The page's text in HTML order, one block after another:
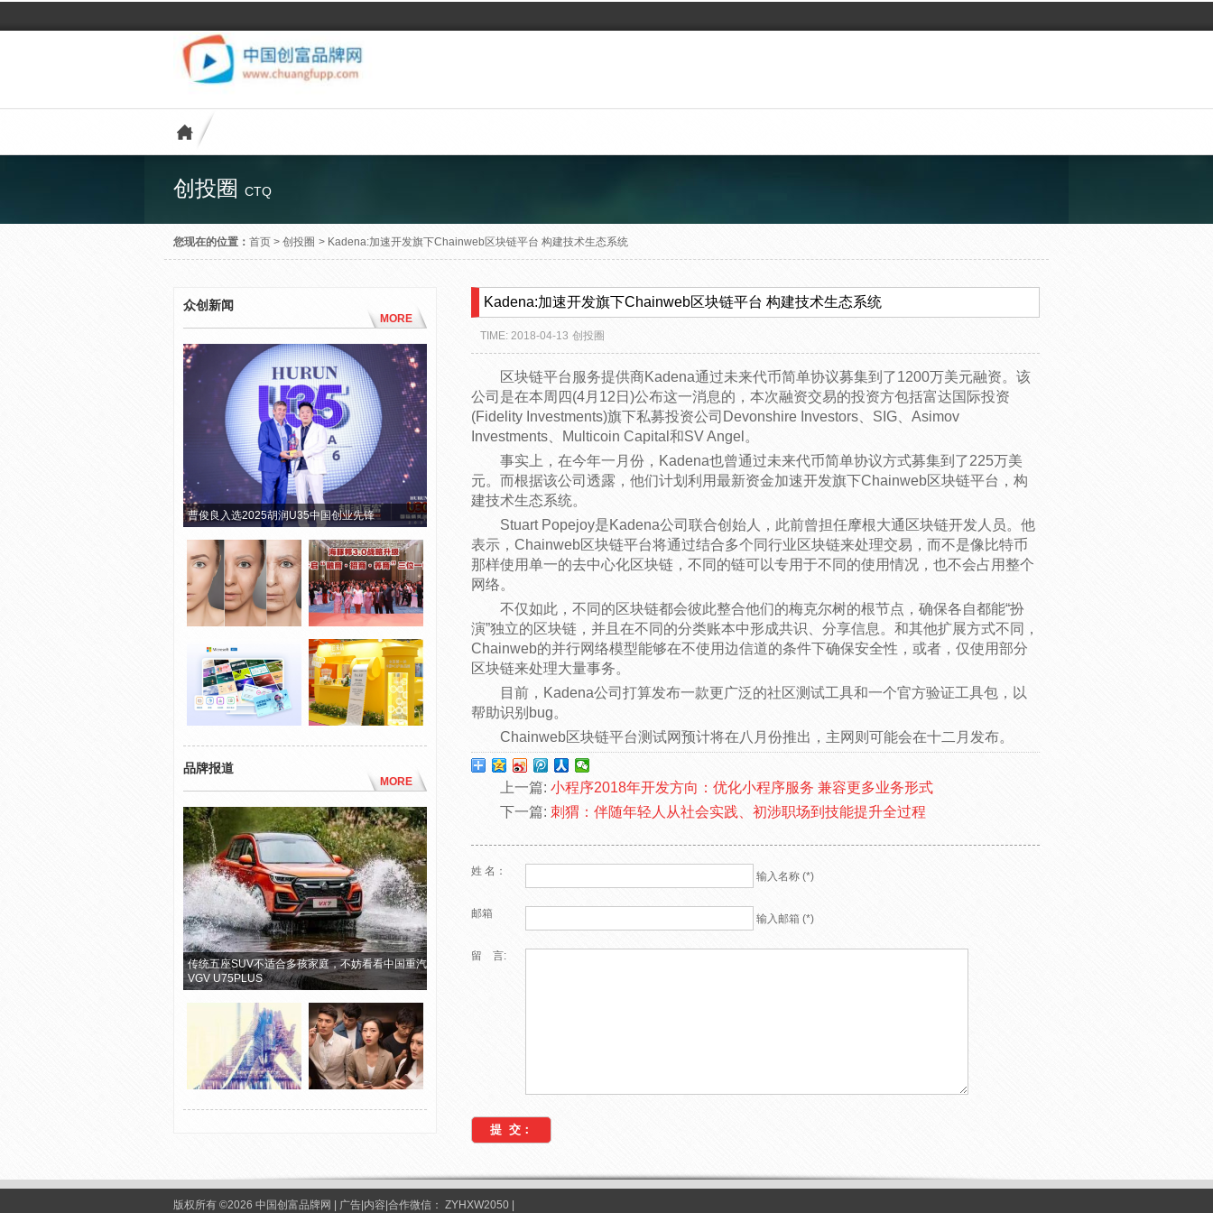
创投圈 CTQ
您现在的位置： 首页 > 创投圈 > Kadena:加速开发旗下Chainweb区块链平台 构建技术生态系统
众创新闻
MORE
曹俊良入选2025胡润U35中国创业先锋
品牌报道
MORE
传统五座SUV不适合多孩家庭，不妨看看中国重汽
VGV U75PLUS
Kadena:加速开发旗下Chainweb区块链平台 构建技术生态系统
TIME: 2018-04-13 创投圈
区块链平台服务提供商Kadena通过未来代币简单协议募集到了1200万美元融资。该
公司是在本周四(4月12日)公布这一消息的，本次融资交易的投资方包括富达国际投资
(Fidelity Investments)旗下私募投资公司Devonshire Investors、SIG、Asimov
Investments、Multicoin Capital和SV Angel。
事实上，在今年一月份，Kadena也曾通过未来代币简单协议方式募集到了225万美
元。而根据该公司透露，他们计划利用最新资金加速开发旗下Chainweb区块链平台，构
建技术生态系统。
Stuart Popejoy是Kadena公司联合创始人，此前曾担任摩根大通区块链开发人员。他
表示，Chainweb区块链平台将通过结合多个同行业区块链来处理交易，而不是像比特币
那样使用单一的去中心化区块链，不同的链可以专用于不同的使用情况，也不会占用整个
网络。
不仅如此，不同的区块链都会彼此整合他们的梅克尔树的根节点，确保各自都能“扮
演”独立的区块链，并且在不同的分类账本中形成共识、分享信息。和其他扩展方式不同，
Chainweb的并行网络模型能够在不使用边信道的条件下确保安全性，或者，仅使用部分
区块链来处理大量事务。
目前，Kadena公司打算发布一款更广泛的社区测试工具和一个官方验证工具包，以
帮助识别bug。
Chainweb区块链平台测试网预计将在八月份推出，主网则可能会在十二月发布。
上一篇: 小程序2018年开发方向：优化小程序服务 兼容更多业务形式
下一篇: 刺猬：伴随年轻人从社会实践、初涉职场到技能提升全过程
姓 名： 输入名称 (*)
邮箱 输入邮箱 (*)
留 言:
版权所有 ©2026 中国创富品牌网 | 广告|内容|合作微信： ZYHXW2050